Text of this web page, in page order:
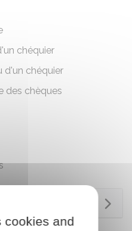
chéquier
d'un chéquier
des chèques
cookies and